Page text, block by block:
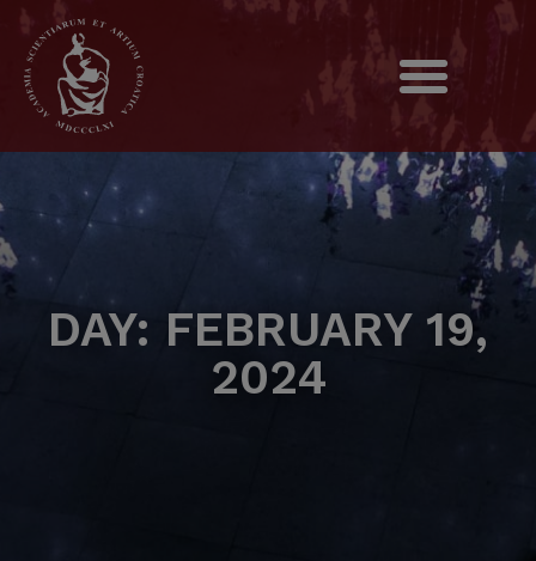
DAY: FEBRUARY 19,
2024